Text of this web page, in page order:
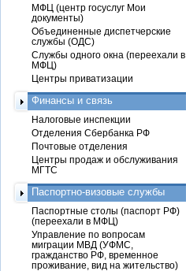
МФЦ (центр госуслуг Мои
документы)
Объединенные диспетчерские
службы (ОДС)
Службы одного окна (переехали в
МФЦ)
Центры приватизации
Финансы и связь
Налоговые инспекции
Отделения Сбербанка РФ
Почтовые отделения
Центры продаж и обслуживания
МГТС
Паспортно-визовые службы
Паспортные столы (паспорт РФ)
(переехали в МФЦ)
Управление по вопросам
миграции МВД (УФМС,
гражданство РФ, временное
проживание, вид на жительство)